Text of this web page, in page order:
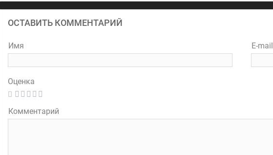
ОСТАВИТЬ КОММЕНТАРИЙ
Имя E-mail
Оценка
Комментарий